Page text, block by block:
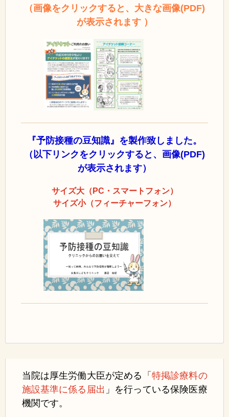
（画像をクリックすると、大きな画像(PDF)
が表示されます ）
『予防接種の豆知識』を製作致しました。
（以下リンクをクリックすると、画像(PDF)
が表示されます）
サイズ大（PC・スマートフォン）
サイズ小（フィーチャーフォン）
当院は厚生労働大臣が定める 「 特掲診療料の
施設基準に係る届出 」 を行っている保険医療
機関です。